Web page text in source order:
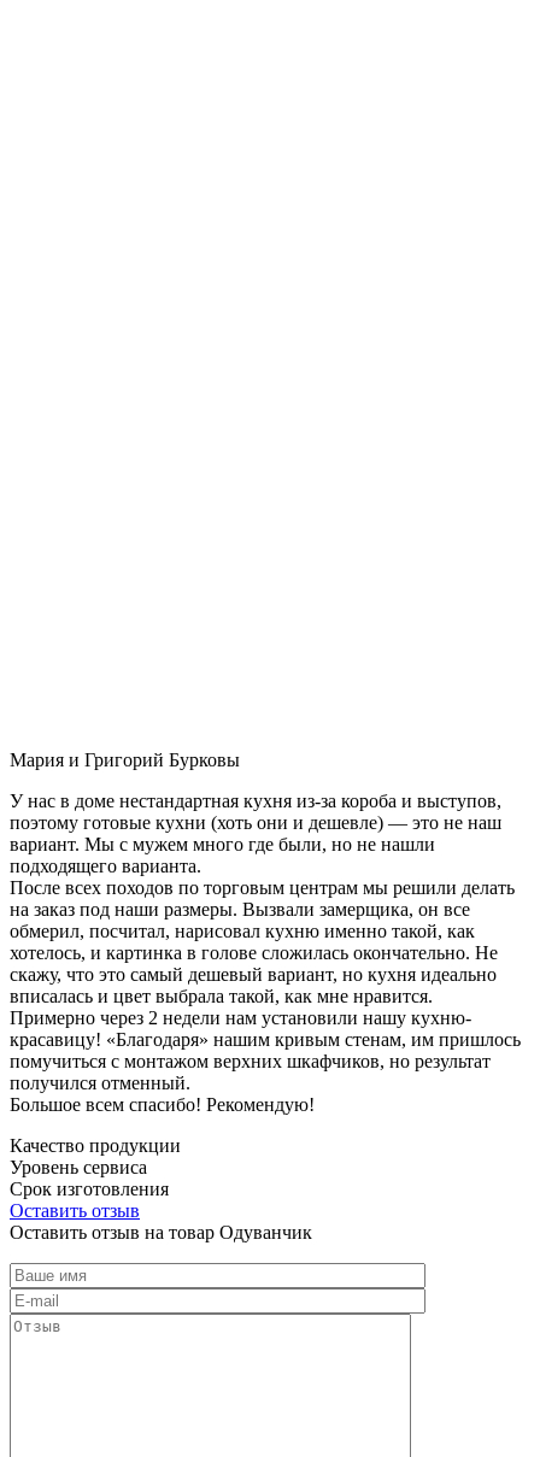
Мария и Григорий Бурковы
У нас в доме нестандартная кухня из-за короба и выступов,
поэтому готовые кухни (хоть они и дешевле) — это не наш
вариант. Мы с мужем много где были, но не нашли
подходящего варианта.
После всех походов по торговым центрам мы решили делать
на заказ под наши размеры. Вызвали замерщика, он все
обмерил, посчитал, нарисовал кухню именно такой, как
хотелось, и картинка в голове сложилась окончательно. Не
скажу, что это самый дешевый вариант, но кухня идеально
вписалась и цвет выбрала такой, как мне нравится.
Примерно через 2 недели нам установили нашу кухню-
красавицу! «Благодаря» нашим кривым стенам, им пришлось
помучиться с монтажом верхних шкафчиков, но результат
получился отменный.
Большое всем спасибо! Рекомендую!
Качество продукции
Уровень сервиса
Срок изготовления
Оставить отзыв
Оставить отзыв на товар Одуванчик